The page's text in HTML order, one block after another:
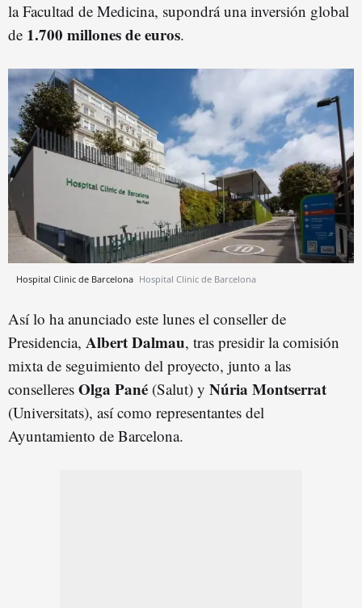
la Facultad de Medicina, supondrá una inversión global
de 1.700 millones de euros.
Hospital Clinic de Barcelona Hospital Clinic de Barcelona
Así lo ha anunciado este lunes el conseller de
Presidencia, Albert Dalmau, tras presidir la comisión
mixta de seguimiento del proyecto, junto a las
conselleres Olga Pané (Salut) y Núria Montserrat
(Universitats), así como representantes del
Ayuntamiento de Barcelona.